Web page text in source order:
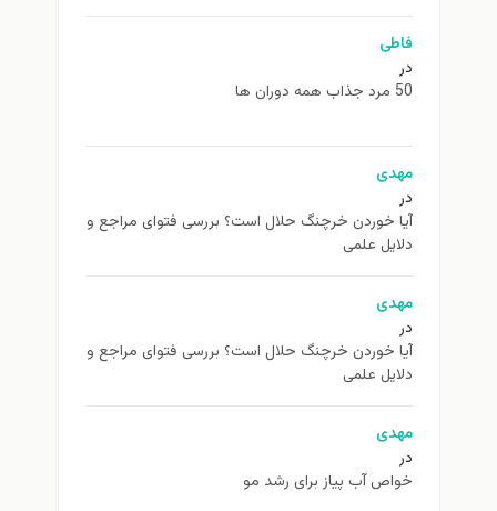
فاطی
در
50 مرد جذاب همه دوران ها
مهدی
در
آیا خوردن خرچنگ حلال است؟ بررسی فتوای مراجع و
دلایل علمی
مهدی
در
آیا خوردن خرچنگ حلال است؟ بررسی فتوای مراجع و
دلایل علمی
مهدی
در
خواص آب پیاز برای رشد مو